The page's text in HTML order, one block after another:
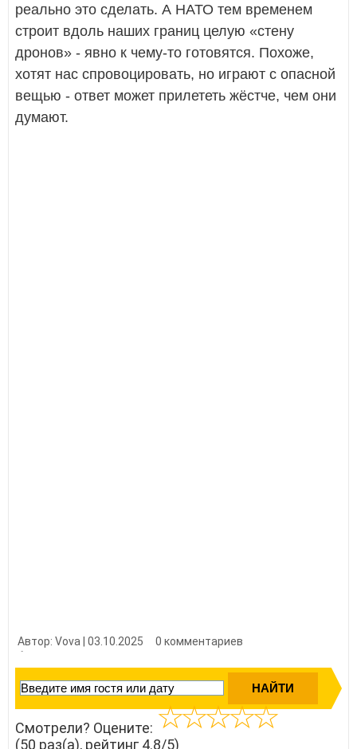
реально это сделать. А НАТО тем временем
строит вдоль наших границ целую «стену
дронов» - явно к чему-то готовятся. Похоже,
хотят нас спровоцировать, но играют с опасной
вещью - ответ может прилететь жёстче, чем они
думают.
Автор: Vova | 03.10.2025
0 комментариев
Смотрели? Оцените:
(50 раз(а), рейтинг 4.8/5)